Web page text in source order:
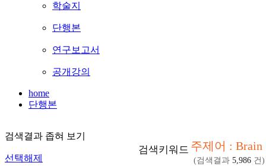
학술지
단행본
연구보고서
공개강의
home
단행본
검색결과 좁혀 보기
선택해제
검색키워드 주제어 : Brain
(검색결과 5,986 건)